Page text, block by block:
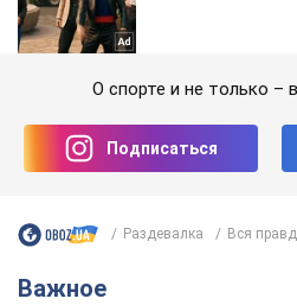
О спорте и не только –
Подписаться
Раздевалка Вся
Важное